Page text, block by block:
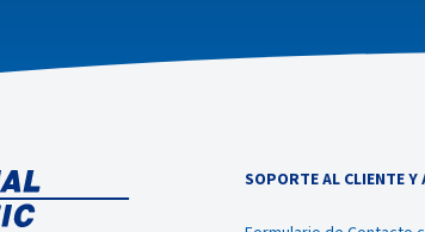
SOPORTE AL CLIENTE Y